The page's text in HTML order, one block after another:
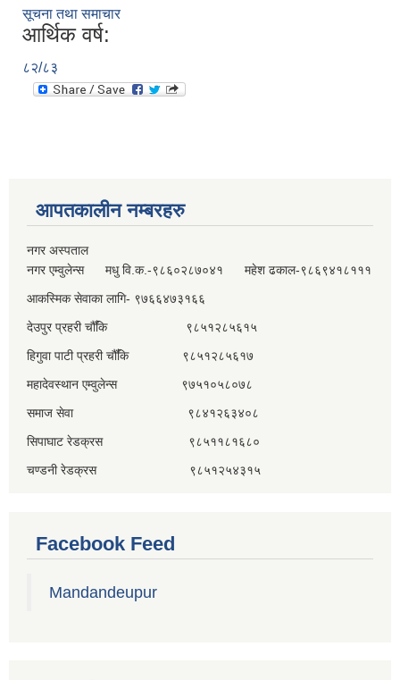
सूचना तथा समाचार
आर्थिक वर्ष:
८२/८३
आपतकालीन नम्बरहरु
नगर अस्पताल
नगर एम्वुलेन्स मधु वि.क.-९८६०२८७०४१ महेश ढकाल-९८६९४१८१११
आकस्मिक सेवाका लागि- ९७६६४७३१६६
देउपुर प्रहरी चौँकि ९८५१२८५६१५
हिगुवा पाटी प्रहरी चौँकि ९८५१२८५६१७
महादेवस्थान एम्वुलेन्स ९७५१०५८०७८
समाज सेवा ९८४१२६३४०८
सिपाघाट रेडक्रस ९८५११८१६८०
चण्डनी रेडक्रस ९८५१२५४३१५
Facebook Feed
Mandandeupur